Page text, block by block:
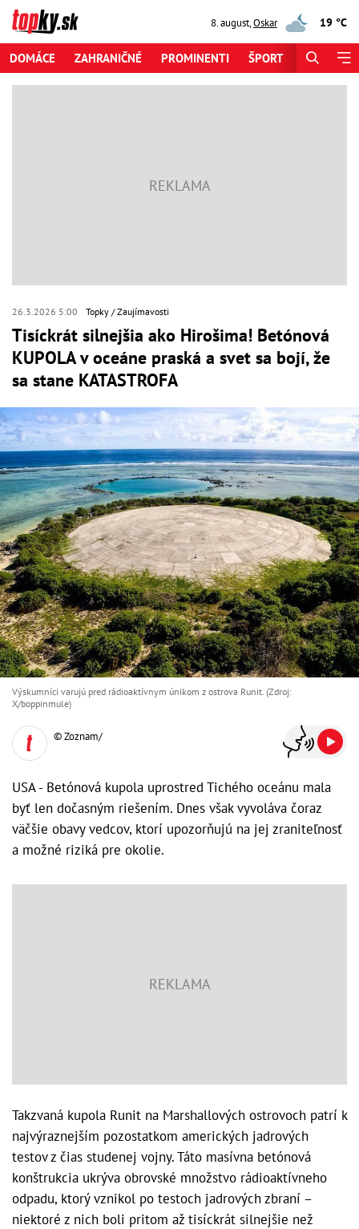
8. august,Oskar 19 °C
DOMÁCE ZAHRANIČNÉ PROMINENTI ŠPORT
26.3.2026 5:00 Topky Zaujímavosti
Tisíckrát silnejšia ako Hirošima! Betónová
KUPOLA v oceáne praská a svet sa bojí, že
sa stane KATASTROFA
Výskumníci varujú pred rádioaktívnym únikom z ostrova Runit. (Zdroj:
X/boppinmule)
© Zoznam/
USA - Betónová kupola uprostred Tichého oceánu mala
byť len dočasným riešením. Dnes však vyvoláva čoraz
väčšie obavy vedcov, ktorí upozorňujú na jej zraniteľnosť
a možné riziká pre okolie.
Takzvaná kupola Runit na Marshallových ostrovoch patrí k
najvýraznejším pozostatkom amerických jadrových
testov z čias studenej vojny. Táto masívna betónová
konštrukcia ukrýva obrovské množstvo rádioaktívneho
odpadu, ktorý vznikol po testoch jadrových zbraní –
niektoré z nich boli pritom až tisíckrát silnejšie než